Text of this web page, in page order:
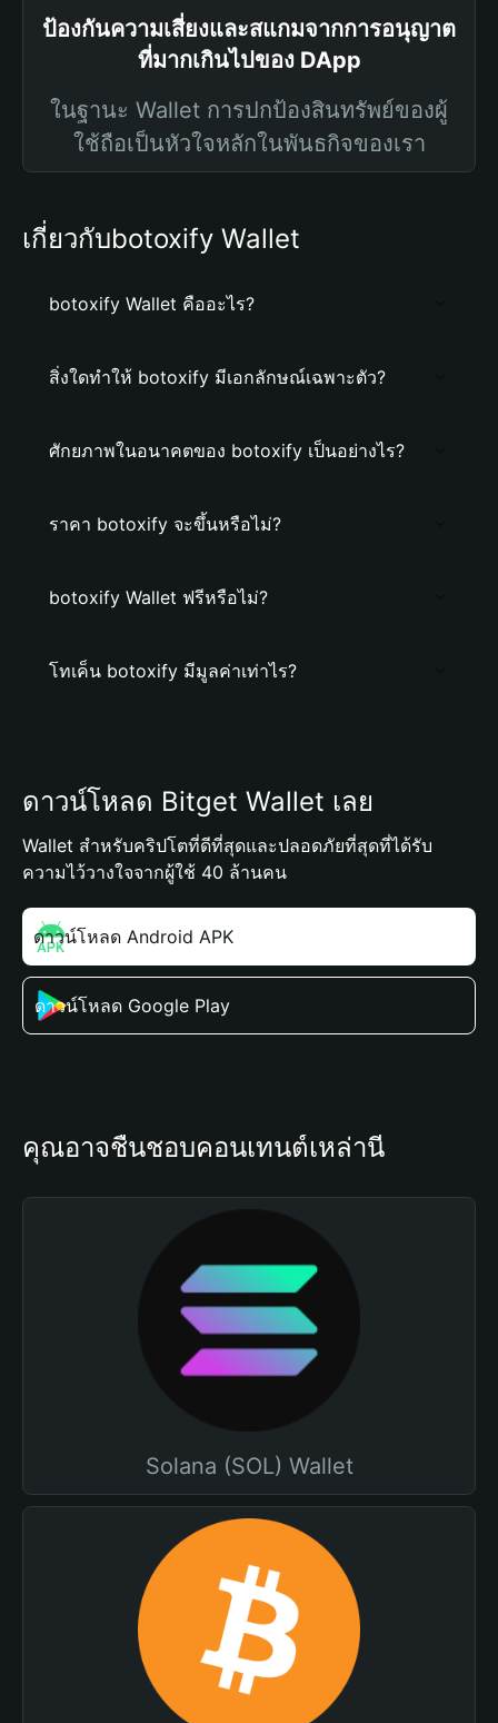
ป้องกันความเสี่ยงและสแกมจากการอนุญาต
ที่มากเกินไปของ DApp
ในฐานะ Wallet การปกป้องสินทรัพย์ของผู้
ใช้ถือเป็นหัวใจหลักในพันธกิจของเรา
เกี่ยวกับbotoxify Wallet
botoxify Wallet คืออะไร?
สิ่งใดทำให้ botoxify มีเอกลักษณ์เฉพาะตัว?
ศักยภาพในอนาคตของ botoxify เป็นอย่างไร?
ราคา botoxify จะขึ้นหรือไม่?
botoxify Wallet ฟรีหรือไม่?
โทเค็น botoxify มีมูลค่าเท่าไร?
ดาวน์โหลด Bitget Wallet เลย
Wallet สำหรับคริปโตที่ดีที่สุดและปลอดภัยที่สุดที่ได้รับ
ความไว้วางใจจากผู้ใช้ 40 ล้านคน
ดาวน์โหลด Android APK
ดาวน์โหลด Google Play
คุณอาจชื่นชอบคอนเทนต์เหล่านี้
Solana (SOL) Wallet